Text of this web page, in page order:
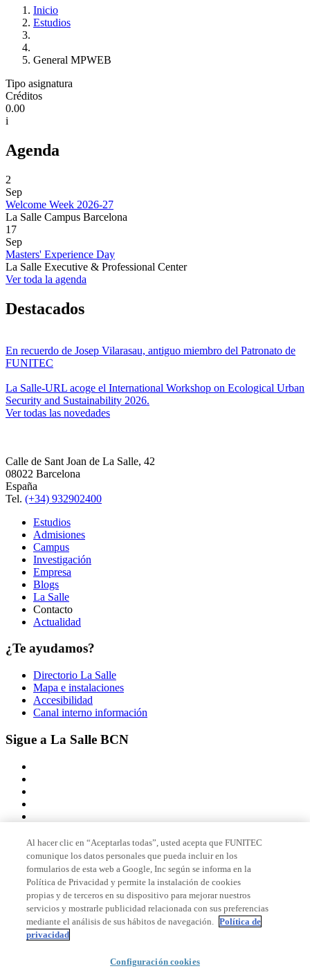
Inicio
Estudios
General MPWEB
Tipo asignatura
Créditos
0.00
i
Agenda
2
Sep
Welcome Week 2026-27
La Salle Campus Barcelona
17
Sep
Masters' Experience Day
La Salle Executive & Professional Center
Ver toda la agenda
Destacados
En recuerdo de Josep Vilarasau, antiguo miembro del Patronato de
FUNITEC
La Salle-URL acoge el International Workshop on Ecological Urban
Security and Sustainability 2026.
Ver todas las novedades
Calle de Sant Joan de La Salle, 42
08022 Barcelona
España
Tel. (+34) 932902400
Estudios
Admisiones
Campus
Investigación
Empresa
Blogs
La Salle
Contacto
Actualidad
¿Te ayudamos?
Directorio La Salle
Mapa e instalaciones
Accesibilidad
Canal interno información
Sigue a La Salle BCN
Miembro de
Acreditaciones
© 2026 La Salle Campus Barcelona - URL |
Al hacer clic en “Aceptarlas todas”, usted acepta que FUNITEC
comunique los datos personales que pueda incluir en los
formularios de esta web a Google, Inc según se informa en la
Política de Privacidad y permite la instalación de cookies
propias y de terceros en su dispositivo para mejorar nuestros
servicios y mostrarle publicidad relacionada con sus preferencias
mediante el análisis de sus hábitos de navegación. Política de
privacidad
Configuración cookies